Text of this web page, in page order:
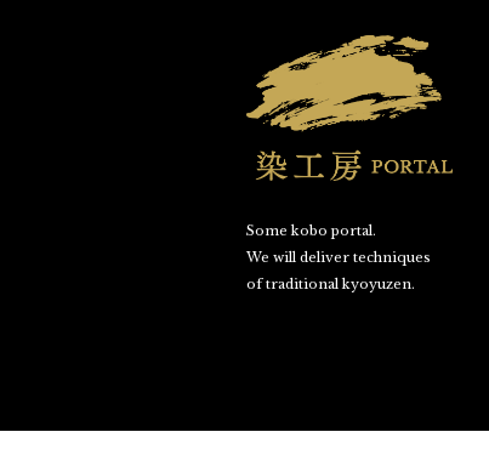
Some kobo portal.
We will deliver techniques
of traditional kyoyuzen.